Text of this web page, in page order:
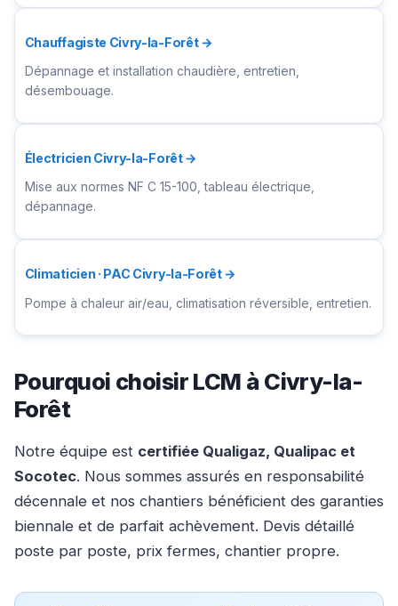
Chauffagiste Civry-la-Forêt →
Dépannage et installation chaudière, entretien,
désembouage.
Électricien Civry-la-Forêt →
Mise aux normes NF C 15-100, tableau électrique,
dépannage.
Climaticien · PAC Civry-la-Forêt →
Pompe à chaleur air/eau, climatisation réversible, entretien.
Pourquoi choisir LCM à Civry-la-
Forêt
Notre équipe est certifiée Qualigaz, Qualipac et
Socotec. Nous sommes assurés en responsabilité
décennale et nos chantiers bénéficient des garanties
biennale et de parfait achèvement. Devis détaillé
poste par poste, prix fermes, chantier propre.